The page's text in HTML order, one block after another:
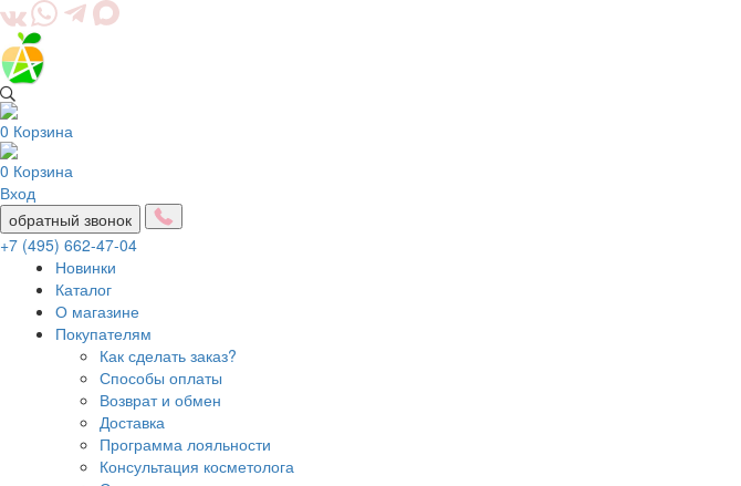
0 Корзина
0 Корзина
Вход
обратный звонок
+7 (495) 662-47-04
Новинки
Каталог
О магазине
Покупателям
Как сделать заказ?
Способы оплаты
Возврат и обмен
Доставка
Программа лояльности
Консультация косметолога